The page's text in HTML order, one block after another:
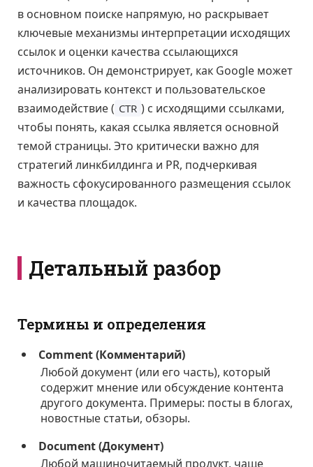
в основном поиске напрямую, но раскрывает
ключевые механизмы интерпретации исходящих
ссылок и оценки качества ссылающихся
источников. Он демонстрирует, как Google может
анализировать контекст и пользовательское
взаимодействие ( CTR ) с исходящими ссылками,
чтобы понять, какая ссылка является основной
темой страницы. Это критически важно для
стратегий линкбилдинга и PR, подчеркивая
важность сфокусированного размещения ссылок
и качества площадок.
Детальный разбор
Термины и определения
Comment (Комментарий)
Любой документ (или его часть), который
содержит мнение или обсуждение контента
другого документа. Примеры: посты в блогах,
новостные статьи, обзоры.
Document (Документ)
Любой машиночитаемый продукт, чаще